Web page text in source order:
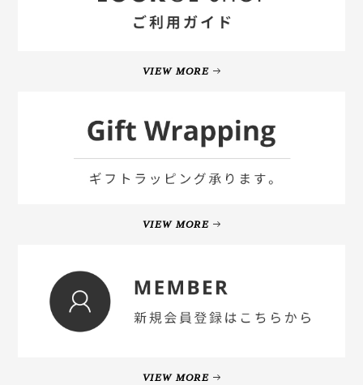
VIEW MORE
VIEW MORE
VIEW MORE